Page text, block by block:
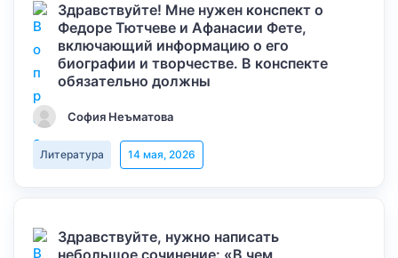
Здравствуйте! Мне нужен конспект о
Федоре Тютчеве и Афанасии Фете,
включающий информацию о его
биографии и творчестве. В конспекте
обязательно должны
София Неъматова
Литература 14 мая, 2026
Здравствуйте, нужно написать
небольшое сочинение: «В чем